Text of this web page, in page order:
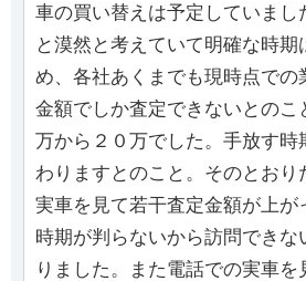
車の買い替えは予定していまし
と漠然と考えていて明確な時期
め、各社あくまでも現時点での
金額でしか査定できないとのこ
万から２０万でした。手放す時
わりますとのこと。そのとおり
実車を見て若干査定金額が上が
時期が判らないから訪問できな
りました。また電話での実車